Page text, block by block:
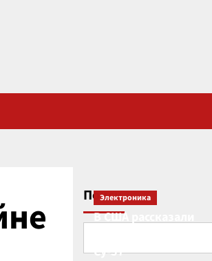
Поиск
Электроника
В США рассказали
Су-57